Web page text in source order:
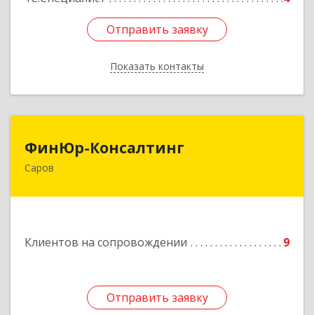
Отправить заявку
Показать контакты
Отправить заявку
Назад
ФинЮр-Консалтинг
Саров
Клиентов на сопровождении 9
Отправить заявку
Отправить заявку